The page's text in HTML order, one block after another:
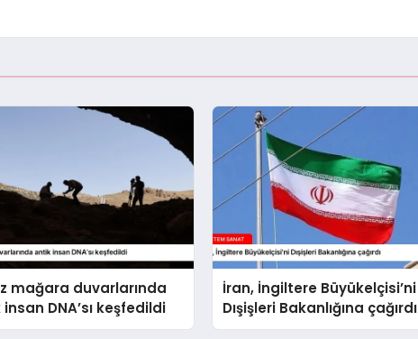
mağara duvarlarında
DNA’sı keşfedildi
İran, İngiltere Büyükelçisi’ni
Dışişleri Bakanlığına çağırdı